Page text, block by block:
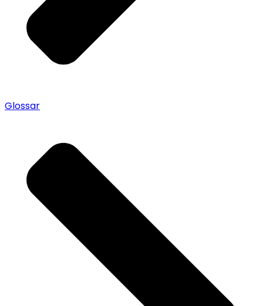
Glossar